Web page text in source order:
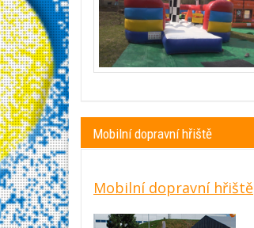
Mobilní dopravní hřiště
Mobilní dopravní hřiště